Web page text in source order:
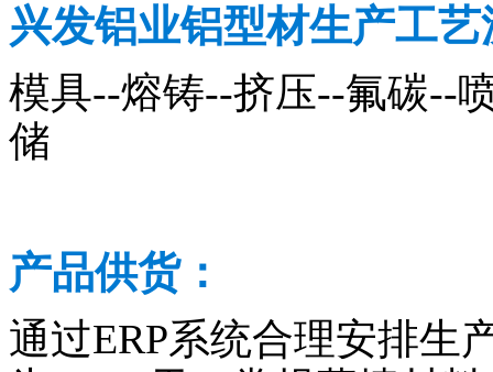
兴发铝业铝型材生产工
模具--熔铸--挤压--氟碳--
储
产品供货：
通过ERP系统合理安排生